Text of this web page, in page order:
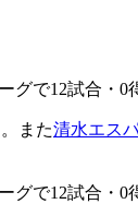
グで12試合・0
また清水エス
グで12試合・0